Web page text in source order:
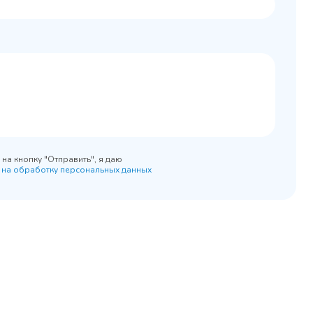
кнопку "Отправить", я даю
на обработку персональных данных